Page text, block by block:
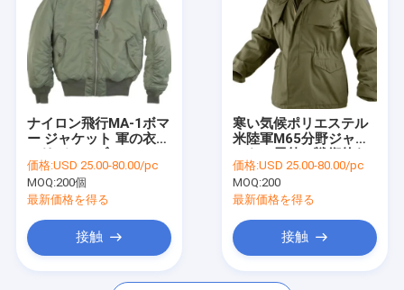
カーモの軍の帽子
ユニフォーム付属品
安全服
溶接毛布
防火キット
ナイロン飛行MA-1ボマ
ー ジャケット 軍の衣服
価格:USD 25.00-80.00/pc
MOQ:200個
最新価格を得る
接触
寒い気候ポリエステル
米陸軍M65分野ジャケ
M-1965裂け目停止
価格:USD 25.00-80.00/pc
MOQ:200
最新価格を得る
接触